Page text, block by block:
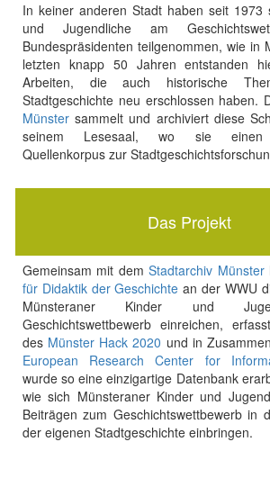
In keiner anderen Stadt haben seit 1973
und Jugendliche am
Bundespräsidenten teilgenommen, wie in
letzten knapp 50 Jahren entstanden
Arbeiten, die auch historische
Stadtgeschichte neu erschlossen haben.
Münstersammelt und archiviert diese
seinem Lesesaal, wo sie einen
Quellenkorpus zur
Das Projekt
Gemeinsam mit demStadtarchiv Münster
für Didaktik der Geschichte an der WWU
Münsteraner Kinder und
Geschichtswettbewerb einreichen,
des Münster Hack 2020 und in
European Research Center for
wurde so eine einzigartige Datenbank
wie sich Münsteraner Kinder und
Beiträgen zum Geschichtswettbewerb in
der eigenen Stadtgeschichte einbringen.